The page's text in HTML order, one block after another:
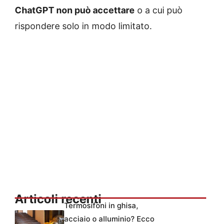
ChatGPT non può accettare o a cui può
rispondere solo in modo limitato.
Articoli recentiTermosifoni in ghisa,
acciaio o alluminio? Ecco